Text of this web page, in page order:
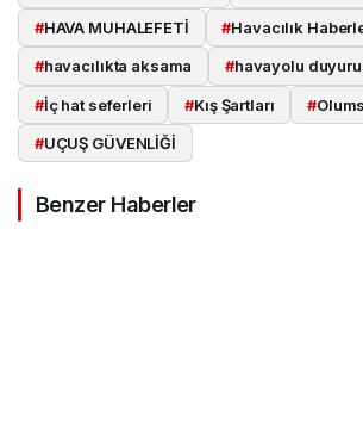
#HAVA MUHALEFETİ #Havacılık
#havacılıkta aksama #havayolu
#İç hat seferleri #Kış Şartları #
#UÇUŞ GÜVENLİĞİ
Benzer Haberler